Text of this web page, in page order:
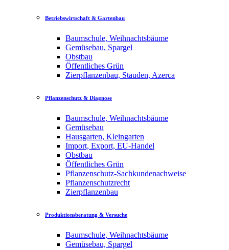
Betriebswirtschaft & Gartenbau
Baumschule, Weihnachtsbäume
Gemüsebau, Spargel
Obstbau
Öffentliches Grün
Zierpflanzenbau, Stauden, Azerca
Pflanzenschutz & Diagnose
Baumschule, Weihnachtsbäume
Gemüsebau
Hausgarten, Kleingarten
Import, Export, EU-Handel
Obstbau
Öffentliches Grün
Pflanzenschutz-Sachkundenachweise
Pflanzenschutzrecht
Zierpflanzenbau
Produktionsberatung & Versuche
Baumschule, Weihnachtsbäume
Gemüsebau, Spargel